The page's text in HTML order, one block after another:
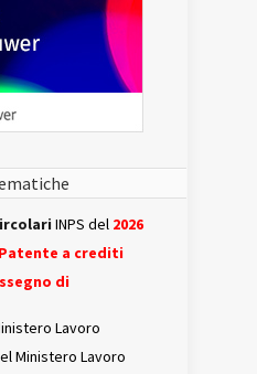
INPS del 2026
Patente a crediti
di
Lavoro
Ministero Lavoro